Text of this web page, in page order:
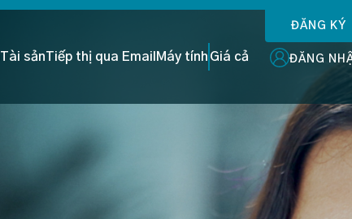
Tài sảnTiếp thị qua Email Máy tính Giá cả
ĐĂNG KÝ
ĐĂNG